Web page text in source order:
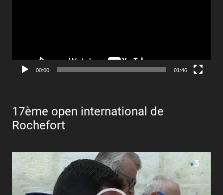
00:00 01:46
17ème open international de
Rochefort
Lecteur
vidéo